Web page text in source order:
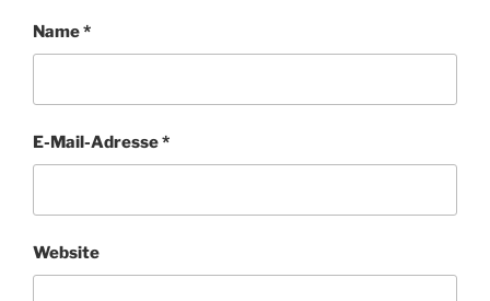
Name*
E-Mail-Adresse*
Website